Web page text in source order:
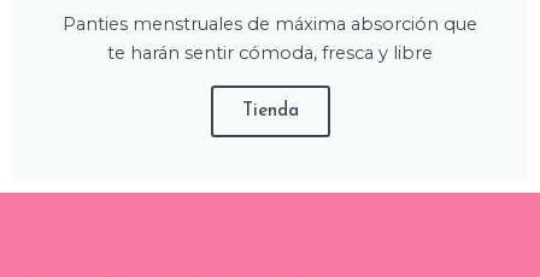
Panties menstruales de máxima absorción que
te harán sentir cómoda, fresca y libre
Tienda